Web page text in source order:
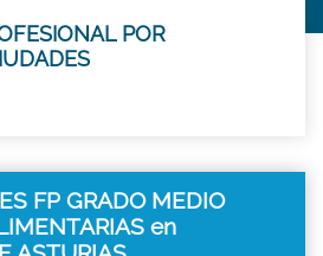
POR
FP GRADO MEDIO
en